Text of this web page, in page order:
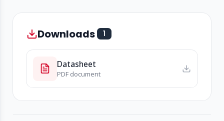
Downloads 1
Datasheet
PDF document